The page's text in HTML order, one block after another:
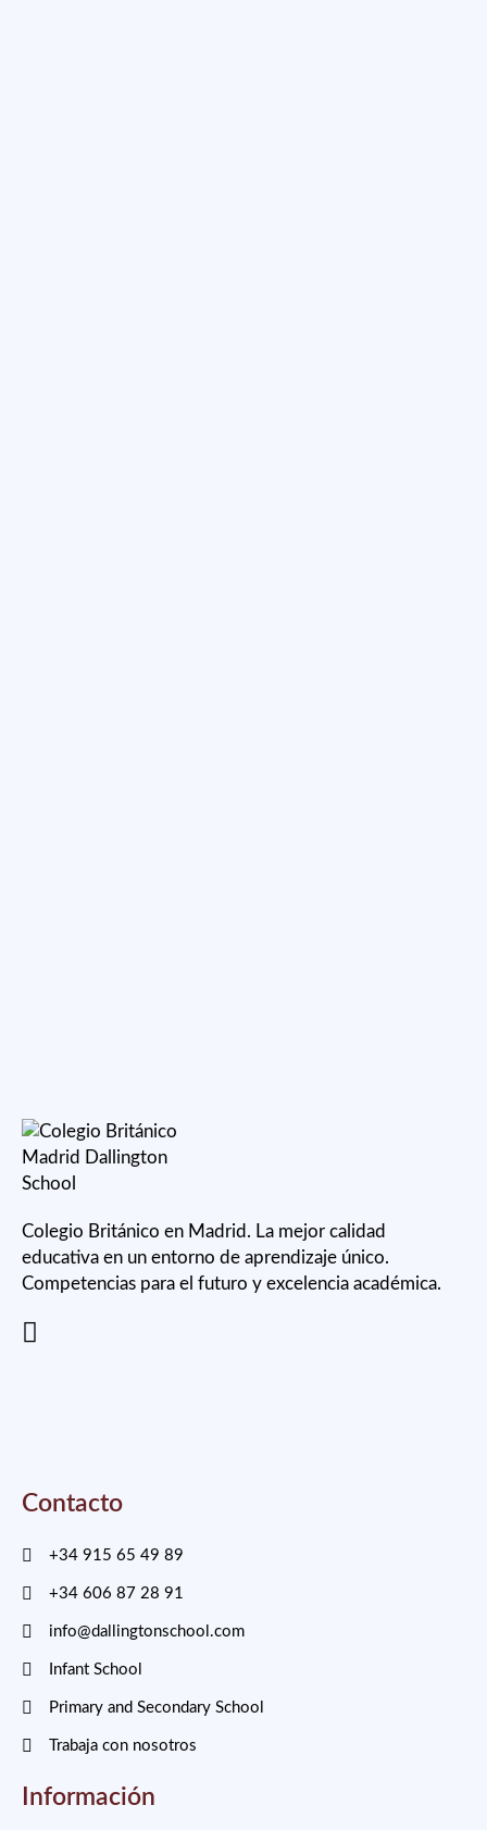
Colegio Británico en Madrid. La mejor calidad
educativa en un entorno de aprendizaje único.
Competencias para el futuro y excelencia académica.
Contacto
+34 915 65 49 89
+34 606 87 28 91
info@dallingtonschool.com
Infant School
Primary and Secondary School
Trabaja con nosotros
Información